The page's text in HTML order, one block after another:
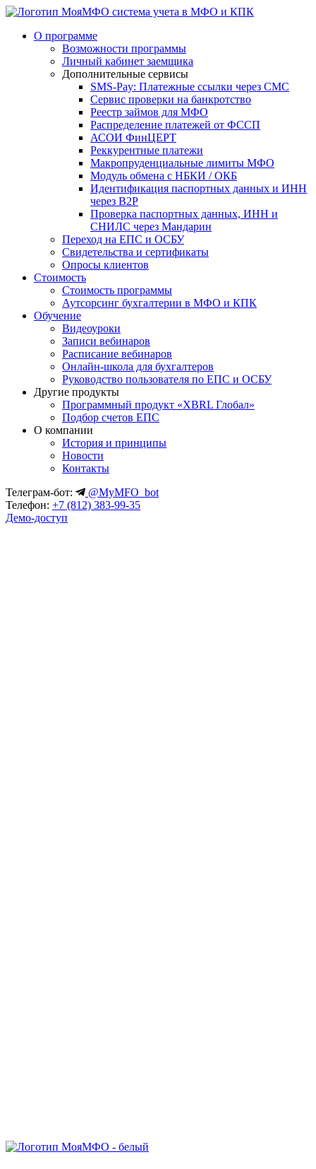
система учета в МФО и КПК
О программе
Возможности программы
Личный кабинет заемщика
Дополнительные сервисы
SMS-Pay: Платежные ссылки через СМС
Сервис проверки на банкротство
Реестр займов для МФО
Распределение платежей от ФССП
АСОИ ФинЦЕРТ
Реккурентные платежи
Макропруденциальные лимиты МФО
Модуль обмена с НБКИ / ОКБ
Идентификация паспортных данных и ИНН
через B2P
Проверка паспортных данных, ИНН и
СНИЛС через Мандарин
Переход на ЕПС и ОСБУ
Свидетельства и сертификаты
Опросы клиентов
Стоимость
Стоимость программы
Аутсорсинг бухгалтерии в МФО и КПК
Обучение
Видеоуроки
Записи вебинаров
Расписание вебинаров
Онлайн-школа для бухгалтеров
Руководство пользователя по ЕПС и ОСБУ
Другие продукты
Программный продукт «XBRL Глобал»
Подбор счетов ЕПС
О компании
История и принципы
Новости
Контакты
Телеграм-бот:
@MyMFO_bot
Телефон: +7 (812) 383-99-35
Демо-доступ